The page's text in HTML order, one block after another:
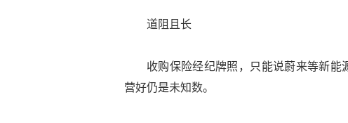
道阻且长
收购保险经纪牌照，只能说蔚来等新
营好仍是未知数。